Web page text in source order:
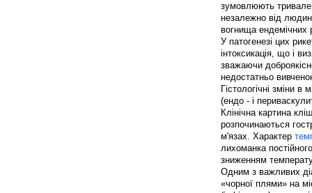
зумовлюють тривале
незалежно від
вогнища ендемічних
У патогенезі цих
інтоксикація, що і
зважаючи
недостатньо
Гістологічні зміни
(ендо - і
Клінічна картина
розпочинаються
м'язах. Характер
лихоманка
зниженням
Одним з важливих
«чорної плями» на